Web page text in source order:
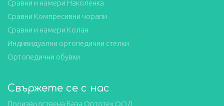
Сравни и намери Наколенка
Сравни Компресивни чорапи
Сравни и намери Колан
Индивидуални ортопедични стелки
Ортопедични обувки
Свържете се с нас
Производствена База Ортотех ООД